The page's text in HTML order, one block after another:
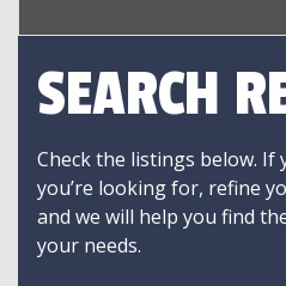
SEARCH
Check the listings below. If
you’re looking for, refine
and we will help you find
your needs.